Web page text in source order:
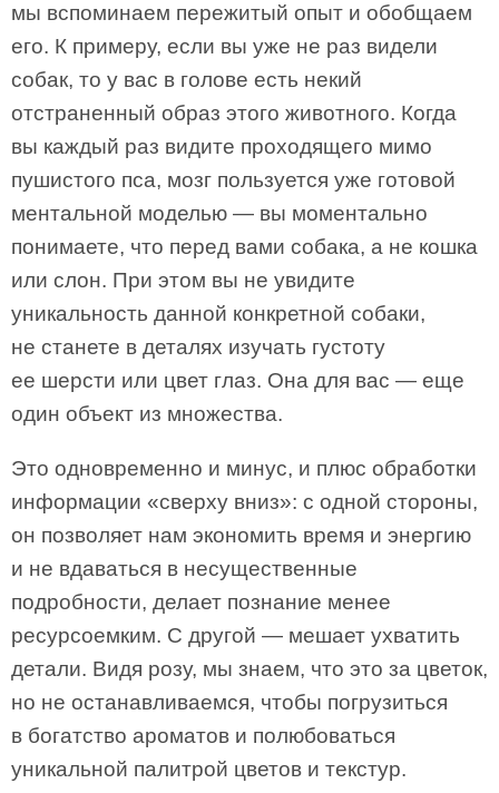
мы вспоминаем пережитый опыт и обобщаем
его. К примеру, если вы уже не раз видели
собак, то у вас в голове есть некий
отстраненный образ этого животного. Когда
вы каждый раз видите проходящего мимо
пушистого пса, мозг пользуется уже готовой
ментальной моделью — вы моментально
понимаете, что перед вами собака, а не кошка
или слон. При этом вы не увидите
уникальность данной конкретной собаки,
не станете в деталях изучать густоту
ее шерсти или цвет глаз. Она для вас — еще
один объект из множества.
Это одновременно и минус, и плюс обработки
информации «сверху вниз»: с одной стороны,
он позволяет нам экономить время и энергию
и не вдаваться в несущественные
подробности, делает познание менее
ресурсоемким. С другой — мешает ухватить
детали. Видя розу, мы знаем, что это за цветок,
но не останавливаемся, чтобы погрузиться
в богатство ароматов и полюбоваться
уникальной палитрой цветов и текстур.